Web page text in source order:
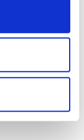
scolastica
capire il
RACCOLTA